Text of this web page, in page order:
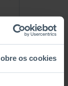
os cookies